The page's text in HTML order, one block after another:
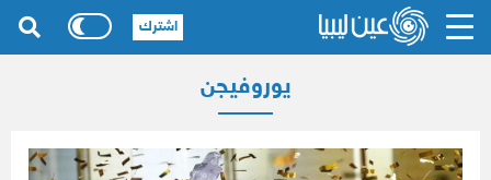
يوروفيجن
اشترك